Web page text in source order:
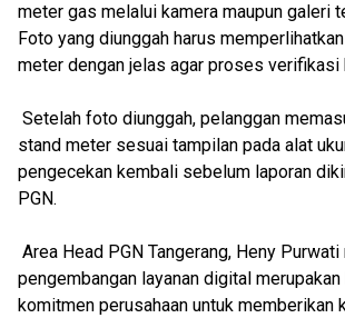
meter gas melalui kamera maupun galeri
Foto yang diunggah harus
meter dengan jelas agar proses verifikasi
Setelah foto diunggah, pelanggan
stand meter sesuai tampilan pada alat
pengecekan kembali sebelum laporan
PGN.
Area Head PGN Tangerang, Heny Purwati
pengembangan layanan digital
komitmen perusahaan untuk memberikan